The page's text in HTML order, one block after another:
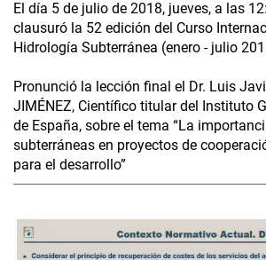
El día 5 de julio de 2018, jueves, a las
clausuró la 52 edición del Curso
Hidrología Subterránea (enero - julio
Pronunció la lección final el Dr. Luis
JIMÉNEZ, Científico titular del Instituto
de España, sobre el tema “La
subterráneas en proyectos de
para el desarrollo”